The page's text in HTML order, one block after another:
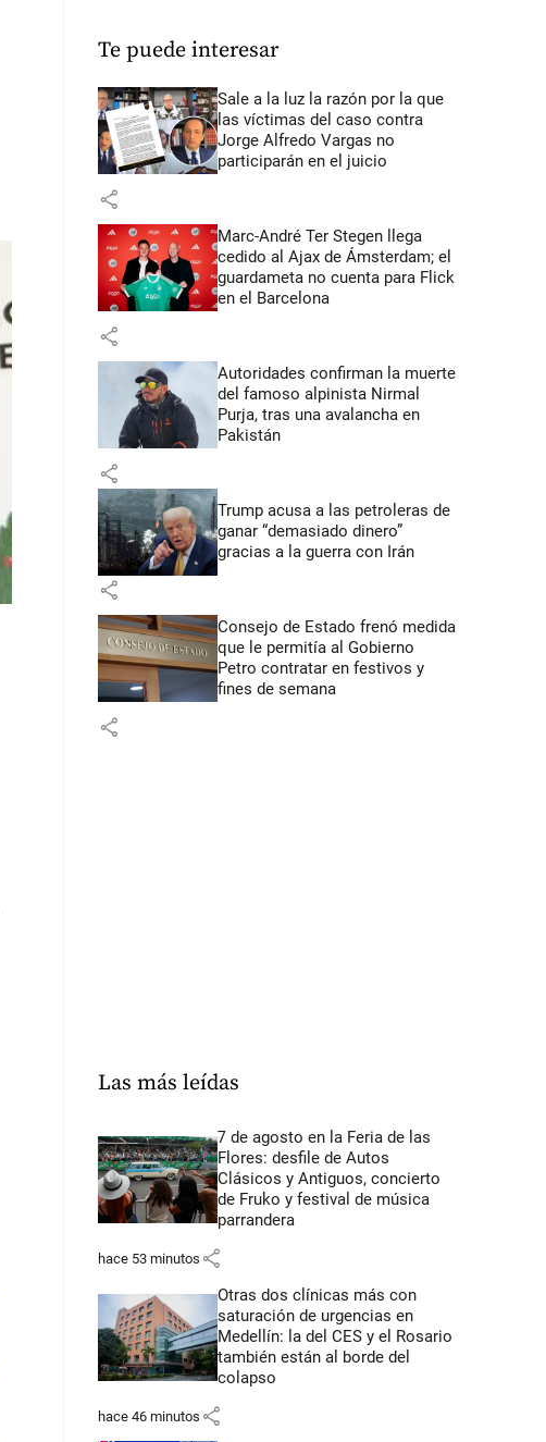
Te puede interesar
Sale a la luz la razón por la que
las víctimas del caso contra
Jorge Alfredo Vargas no
participarán en el juicio
share
Marc-André Ter Stegen llega
cedido al Ajax de Ámsterdam; el
guardameta no cuenta para Flick
en el Barcelona
share
Autoridades confirman la muerte
del famoso alpinista Nirmal
Purja, tras una avalancha en
Pakistán
share
Trump acusa a las petroleras de
ganar “demasiado dinero”
gracias a la guerra con Irán
share
Consejo de Estado frenó medida
que le permitía al Gobierno
Petro contratar en festivos y
fines de semana
share
Las más leídas
7 de agosto en la Feria de las
Flores: desfile de Autos
Clásicos y Antiguos, concierto
de Fruko y festival de música
parrandera
hace 53 minutos share
Otras dos clínicas más con
saturación de urgencias en
Medellín: la del CES y el Rosario
también están al borde del
colapso
hace 46 minutos share